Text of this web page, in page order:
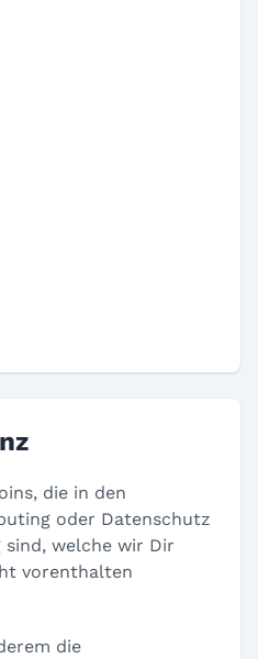
die in den
oder Datenschutz
welche wir Dir
vorenthalten
die